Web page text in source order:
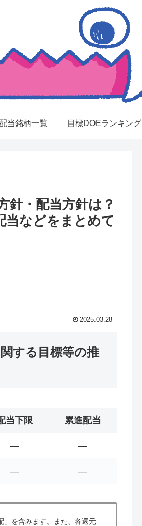
当銘柄一覧 目標DOEランキング
針・配当方針は？
当などをまとめて
2025.03.28
する目標等の推
当下限 累進配当
― ―
― ―
」を含みます。また、各還元